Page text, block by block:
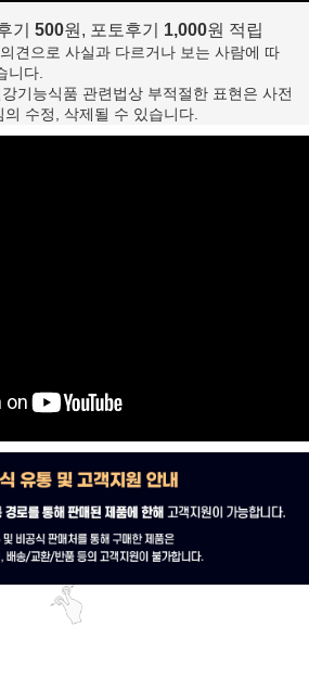
기 500원, 포토후기 1,000원 적립
견으로 사실과 다르거나 보는 사람에 따
니다.
기능식품 관련법상 부적절한 표현은 사전
수정, 삭제될 수 있습니다.